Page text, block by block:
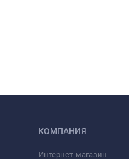
КОМПАНИЯ
Интернет-магазин